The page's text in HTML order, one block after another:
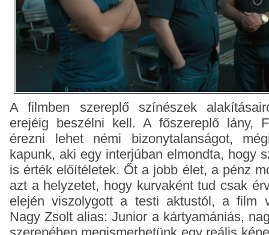
A filmben szereplő színészek
erejéig beszélni kell. A főszereplő lány,
érezni lehet némi bizonytalanságot,
kapunk, aki egy interjúban elmondta, hogy
is érték előítéletek. Őt a jobb élet, a pénz
azt a helyzetet, hogy kurvaként tud csak
elején viszolygott a testi aktustól, a film
Nagy Zsolt alias: Junior a kártyamániás,